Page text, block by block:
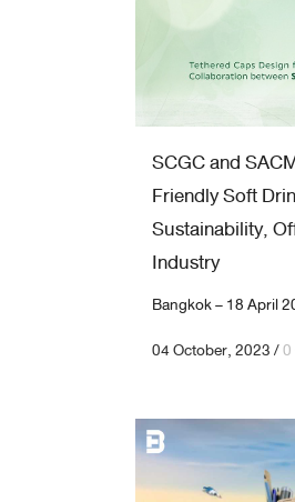
SCGC and
Friendly Soft
Sustainability,
Industry
Bangkok – 18 April
04 October, 2023/